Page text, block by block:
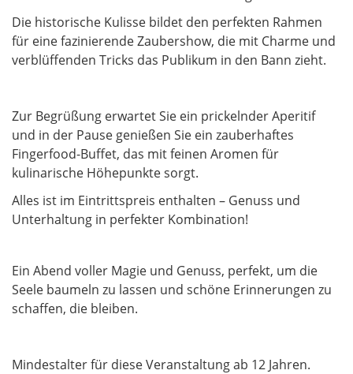
Die historische Kulisse bildet den perfekten Rahmen
für eine fazinierende Zaubershow, die mit Charme und
verblüffenden Tricks das Publikum in den Bann zieht.
Zur Begrüßung erwartet Sie ein prickelnder Aperitif
und in der Pause genießen Sie ein zauberhaftes
Fingerfood-Buffet, das mit feinen Aromen für
kulinarische Höhepunkte sorgt.
Alles ist im Eintrittspreis enthalten – Genuss und
Unterhaltung in perfekter Kombination!
Ein Abend voller Magie und Genuss, perfekt, um die
Seele baumeln zu lassen und schöne Erinnerungen zu
schaffen, die bleiben.
Mindestalter für diese Veranstaltung ab 12 Jahren.